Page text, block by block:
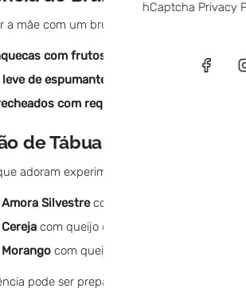
a mãe com um brunch caseiro é uma das
com frutos vermelhos frescos e um
de espumante com Licor de Cereja
—
com requeijão e um toque de
de Tábua de Degustação
adoram experimentar novos sabores e
Silvestrecom queijo de cabra curado
com queijo de ovelha amanteigado e
com queijo fresco e
pode ser preparada como lanche de
hCaptcha Privacy